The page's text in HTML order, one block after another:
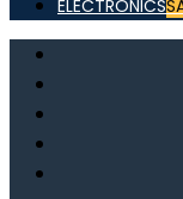
ELECTRONICS